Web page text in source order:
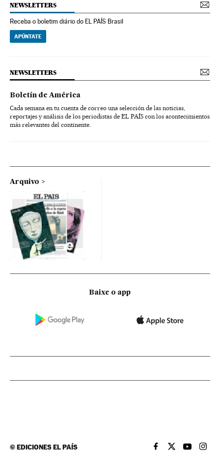
NEWSLETTERS
Receba o boletim diário do EL PAÍS Brasil
APÚNTATE
NEWSLETTERS
Boletín de América
Cada semana en tu cuenta de correo una selección de las noticias,
reportajes y análisis de los periodistas de EL PAÍS con los acontecimientos
más relevantes del continente.
Arquivo
Baixe o app
©EDICIONES EL PAÍS